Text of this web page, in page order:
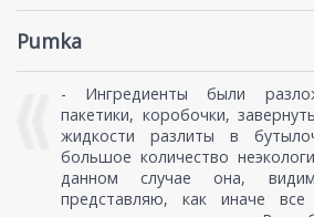
Pumka
- Ингредиенты были
пакетики, коробочки,
жидкости разлиты в
большое количество
данном случае она,
представляю, как иначе